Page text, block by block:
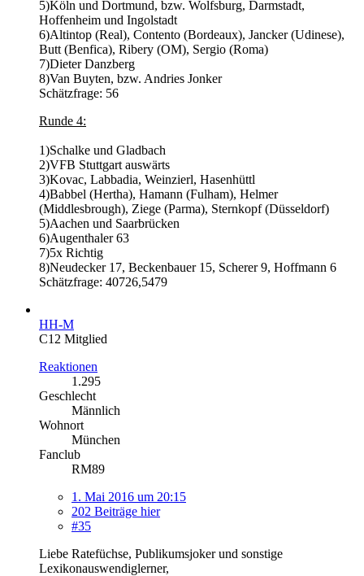
5)Köln und Dortmund, bzw. Wolfsburg, Darmstadt,
Hoffenheim und Ingolstadt
6)Altintop (Real), Contento (Bordeaux), Jancker (Udinese),
Butt (Benfica), Ribery (OM), Sergio (Roma)
7)Dieter Danzberg
8)Van Buyten, bzw. Andries Jonker
Schätzfrage: 56
Runde 4:
1)Schalke und Gladbach
2)VFB Stuttgart auswärts
3)Kovac, Labbadia, Weinzierl, Hasenhüttl
4)Babbel (Hertha), Hamann (Fulham), Helmer
(Middlesbrough), Ziege (Parma), Sternkopf (Düsseldorf)
5)Aachen und Saarbrücken
6)Augenthaler 63
7)5x Richtig
8)Neudecker 17, Beckenbauer 15, Scherer 9, Hoffmann 6
Schätzfrage: 40726,5479
HH-M
C12 Mitglied
Reaktionen
1.295
Geschlecht
Männlich
Wohnort
München
Fanclub
RM89
1. Mai 2016 um 20:15
202 Beiträge hier
#35
Liebe Ratefüchse, Publikumsjoker und sonstige
Lexikonauswendiglerner,